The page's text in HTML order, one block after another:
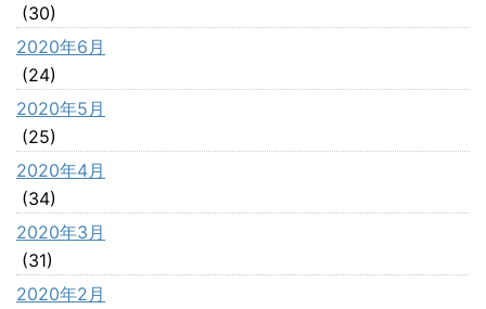
(30)
2020年6月
(24)
2020年5月
(25)
2020年4月
(34)
2020年3月
(31)
2020年2月